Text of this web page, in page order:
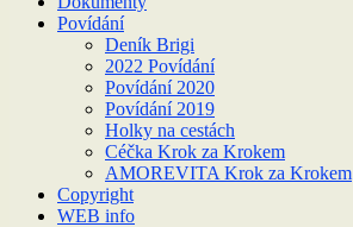
Povídání
Deník Brigi
2022 Povídání
Povídání 2020
Povídání 2019
Holky na cestách
Céčka Krok za Krokem
AMOREVITA Krok za Krokem
Copyright
WEB info